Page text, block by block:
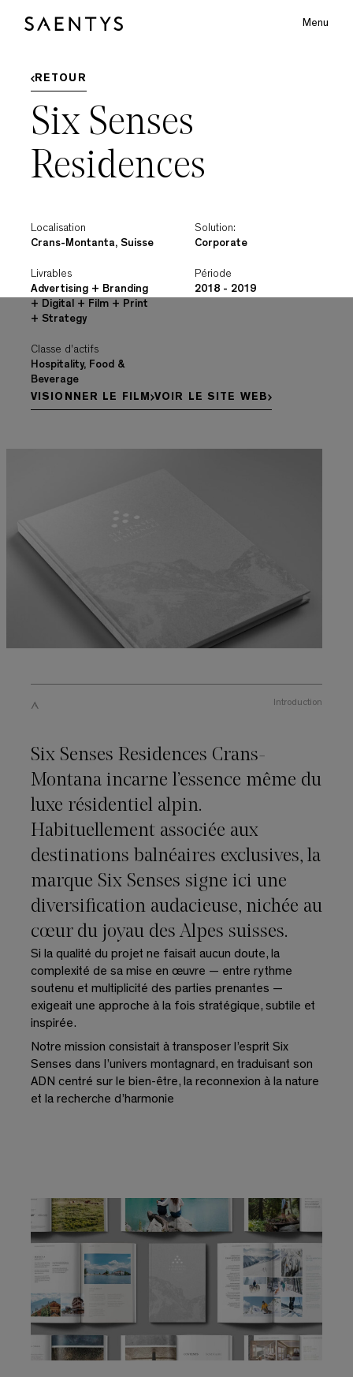
Main Logo Menu
RETOUR
Six Senses
Residences
Localisation
Crans-Montanta, Suisse
Solution:
Corporate
Livrables
Advertising + Branding
+ Digital + Film + Print
+ Strategy
Période
2018 - 2019
Classe d'actifs
Hospitality, Food &
Beverage
VISIONNER LE FILM VOIR LE SITE WEB
Introduction
Six Senses Residences Crans-
Montana incarne l’essence même du
luxe résidentiel alpin.
Habituellement associée aux
destinations balnéaires exclusives, la
marque Six Senses signe ici une
diversification audacieuse, nichée au
cœur du joyau des Alpes suisses.
Si la qualité du projet ne faisait aucun doute, la
complexité de sa mise en œuvre — entre rythme
soutenu et multiplicité des parties prenantes —
exigeait une approche à la fois stratégique, subtile et
inspirée.
Notre mission consistait à transposer l’esprit Six
Senses dans l’univers montagnard, en traduisant son
ADN centré sur le bien-être, la reconnexion à la nature
et la recherche d’harmonie
Veuillez saisir votre adresse e-mail pour
télécharger ce document
En vous abonnant, vous acceptez notre
Politique de
confidentialité
et consentez à recevoir des mises à jour de
notre entreprise. *